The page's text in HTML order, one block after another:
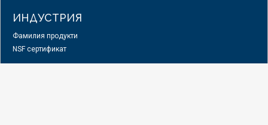
ИНДУСТРИЯ
Фамилия продукти
NSF сертификат